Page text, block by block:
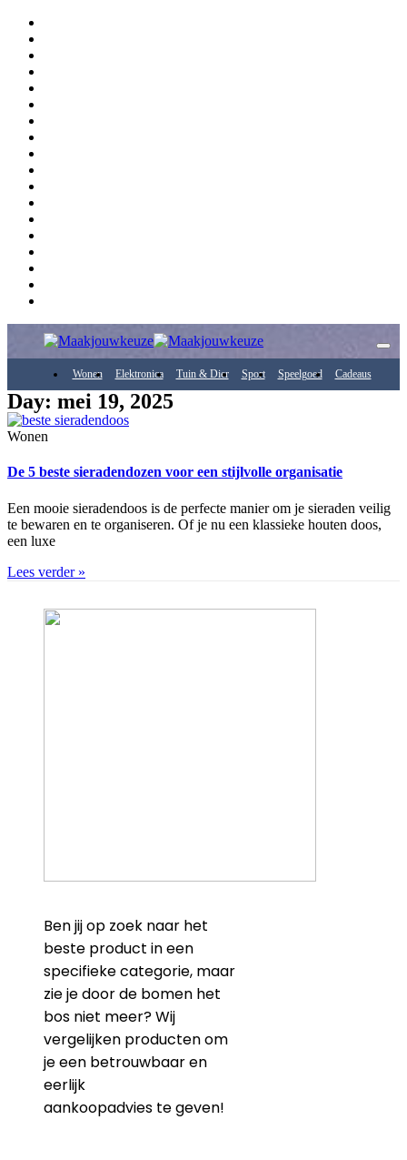
Wonen Elektronica Tuin & Dier Sport Speelgoed Cadeaus
Day: mei 19, 2025
Wonen
De 5 beste sieradendozen voor een stijlvolle organisatie
Een mooie sieradendoos is de perfecte manier om je sieraden veilig
te bewaren en te organiseren. Of je nu een klassieke houten doos,
een luxe
Lees verder »
Ben jij op zoek naar het
beste product in een
specifieke categorie, maar
zie je door de bomen het
bos niet meer? Wij
vergelijken producten om
je een betrouwbaar en
eerlijk
aankoopadvies te geven!